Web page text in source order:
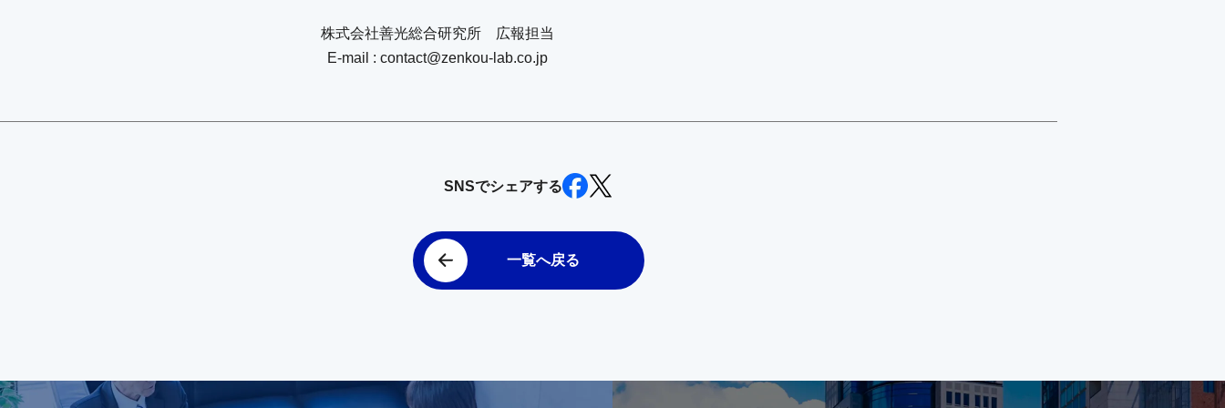
株式会社善光総合研究所 広報担当
E-mail : contact@zenkou-lab.co.jp
SNSでシェアする
一覧へ戻る